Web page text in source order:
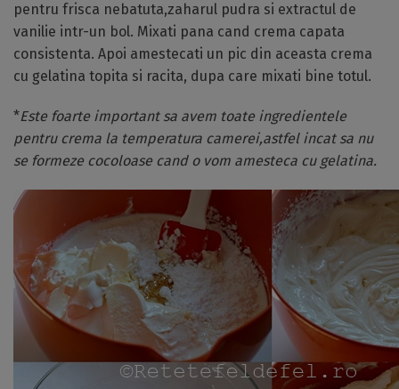
pentru frisca nebatuta,zaharul pudra si extractul de
vanilie intr-un bol. Mixati pana cand crema capata
consistenta. Apoi amestecati un pic din aceasta crema
cu gelatina topita si racita, dupa care mixati bine totul.
*Este foarte important sa avem toate ingredientele
pentru crema la temperatura camerei,astfel incat sa nu
se formeze cocoloase cand o vom amesteca cu gelatina.